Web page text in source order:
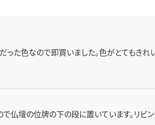
った色なので即買いました。色がとてもきれい
で仏壇の位牌の下の段に置いています。リ